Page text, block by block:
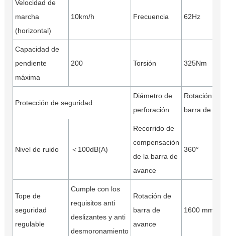
Velocidad de
marcha
(horizontal)
10km/h Frecuencia 62Hz
Capacidad de
pendiente
máxima
200 Torsión 325Nm
Protección de seguridad
Diámetro de
perforación
Rotación de
barra de
Nivel de ruido ＜100dB(A)
Recorrido de
compensación
de la barra de
avance
360°
Tope de
seguridad
regulable
Cumple con los
requisitos anti
deslizantes y anti
desmoronamiento
Rotación de
barra de
avance
1600 mm